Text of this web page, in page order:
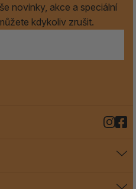
novinky, akce a speciální
kdykoliv zrušit.